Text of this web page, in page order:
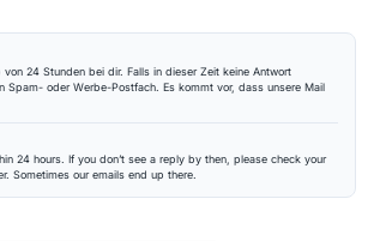
von 24 Stunden bei dir. Falls in dieser Zeit keine Antwort
Spam- oder Werbe-Postfach. Es kommt vor, dass unsere Mail
24 hours. If you don’t see a reply by then, please check your
Sometimes our emails end up there.